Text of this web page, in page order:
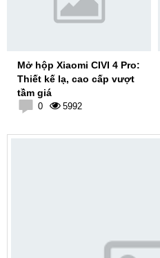
Mở hộp Xiaomi CIVI 4 Pro:
Thiết kế lạ, cao cấp vượt
tầm giá
0 5992